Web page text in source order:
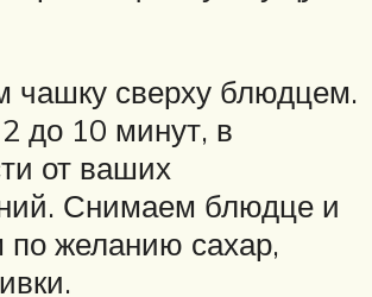
чашку сверху блюдцем.
до 10 минут, в
от ваших
Снимаем блюдце и
по желанию сахар,